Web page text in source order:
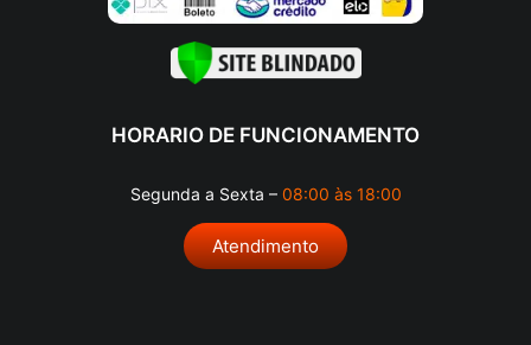
HORARIO DE FUNCIONAMENTO
Segunda a Sexta – 08:00 às 18:00
Atendimento